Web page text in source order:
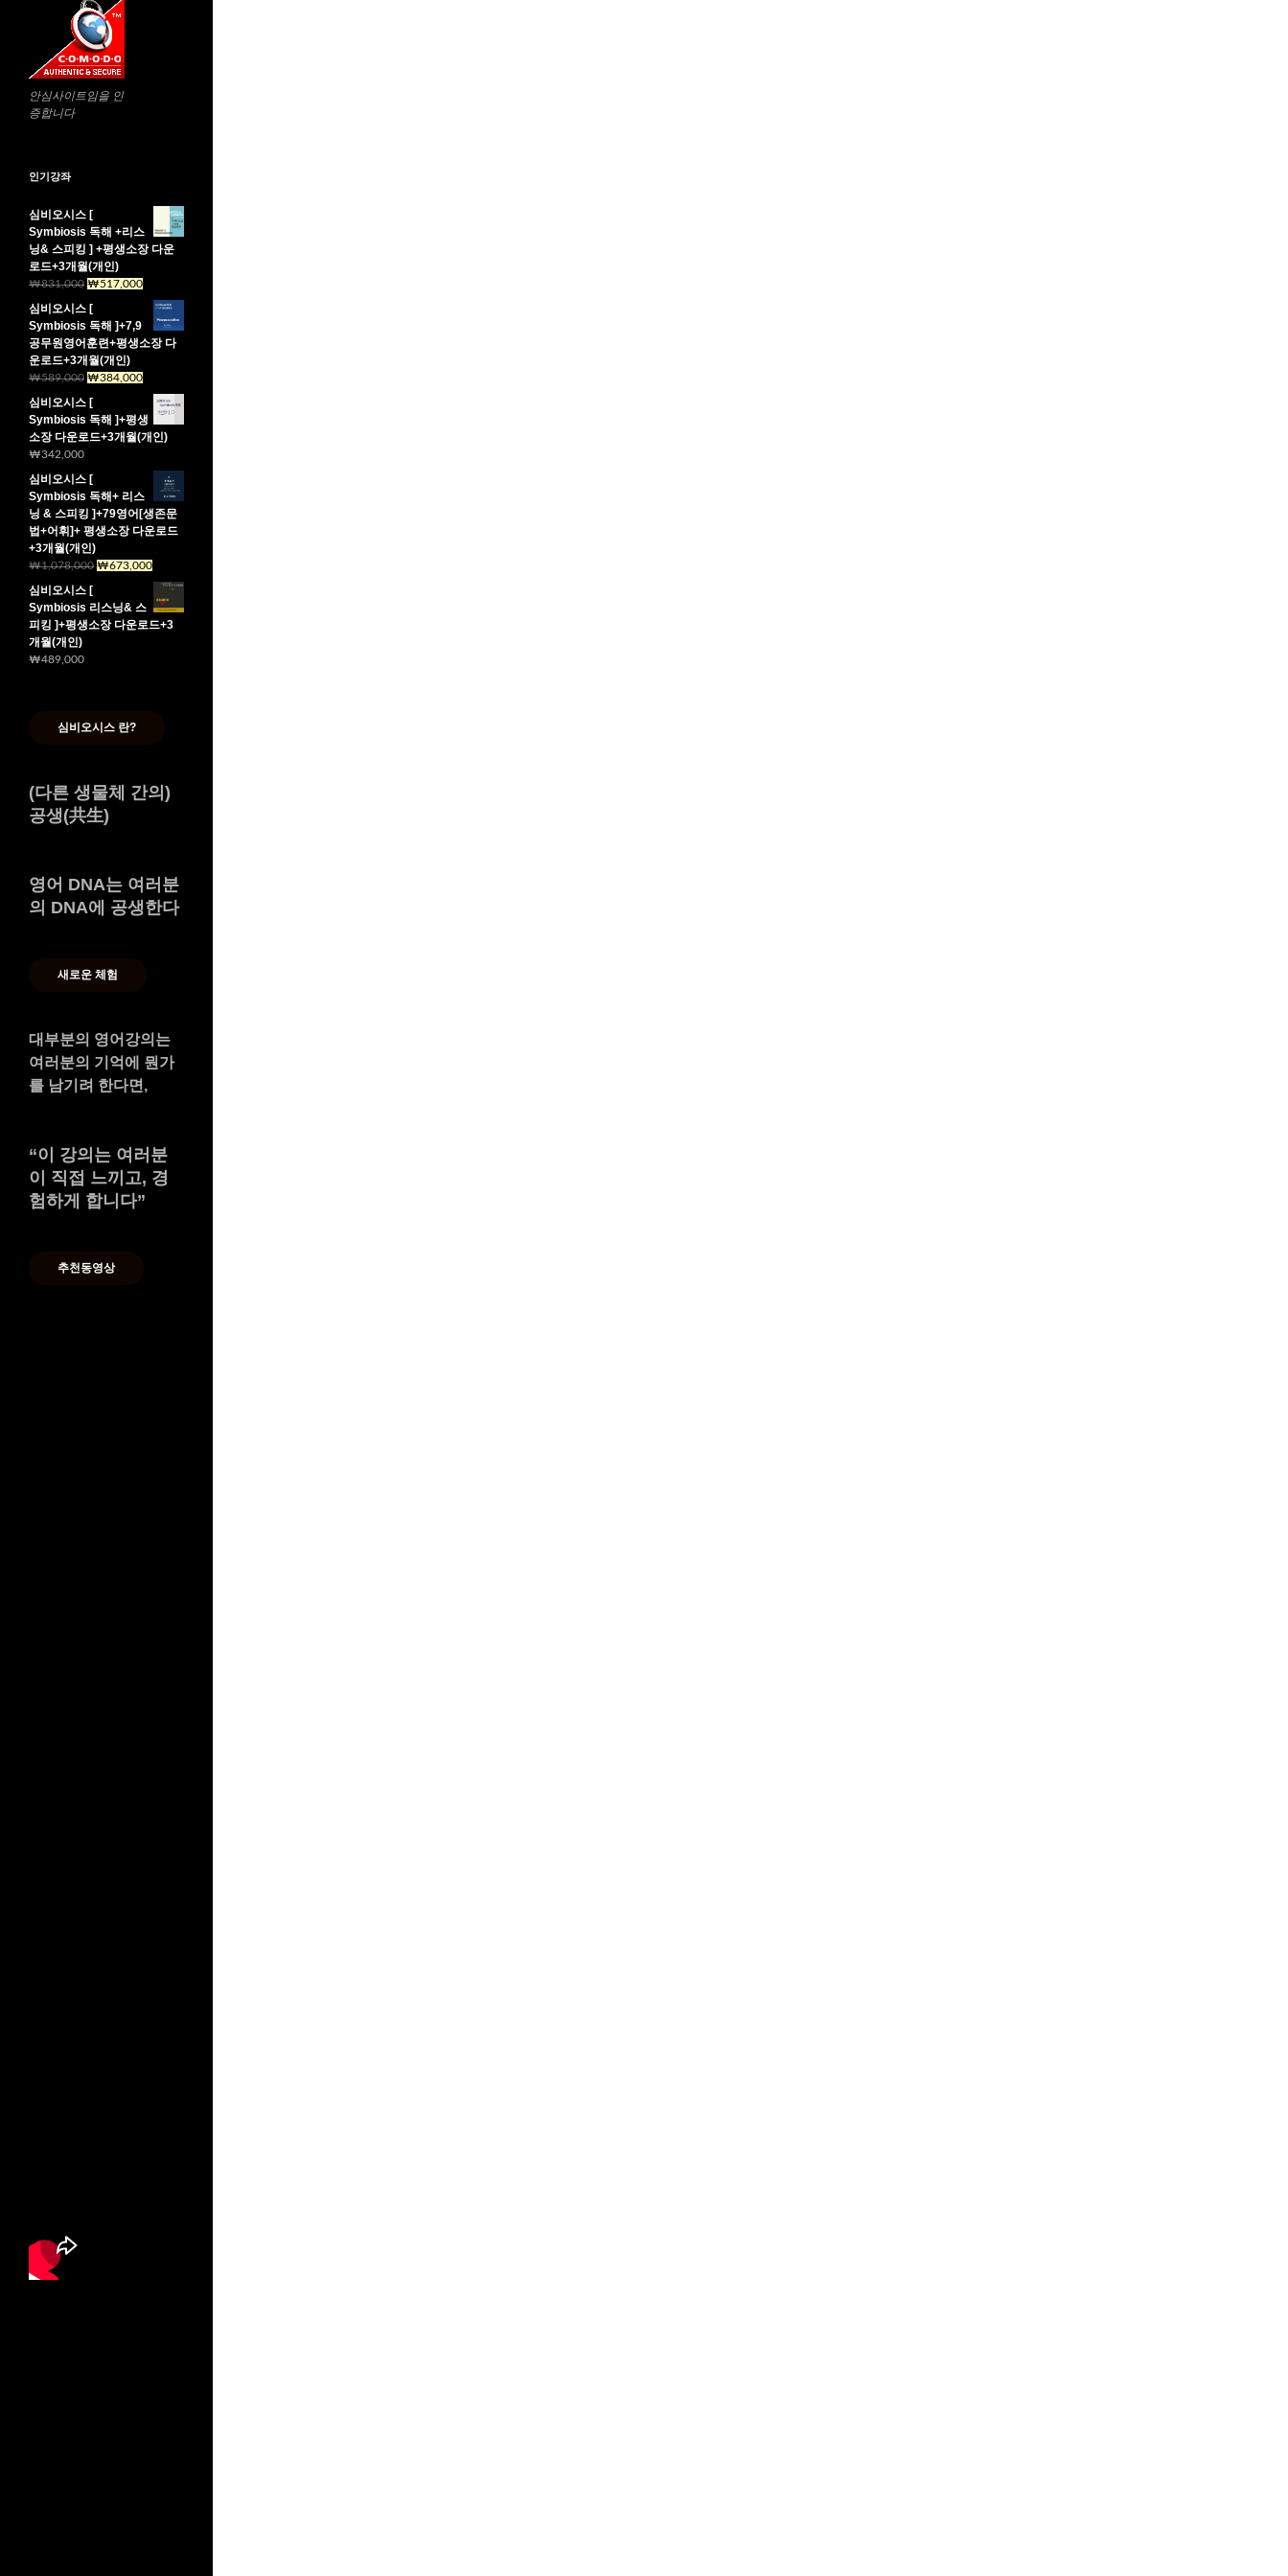
안심사이트임을 인
증합니다
인기강좌
심비오시스 [
Symbiosis 독해 +리스
닝& 스피킹 ] +평생소장 다운
로드+3개월(개인)
₩831,000 원
가
격:
₩831,000.
₩517,000
재
₩517,000.
심비오시스 [
Symbiosis 독해 ]+7,9
공무원영어훈련+평생소장 다
운로드+3개월(개인)
₩589,000 원
가
격:
₩589,000.
₩384,000
재
가
격:
₩384,000.
심비오시스 [
Symbiosis 독해 ]+평생
소장 다운로드+3개월(개인)
₩342,000
심비오시스 [
Symbiosis 독해+ 리스
닝 & 스피킹 ]+79영어[생존문
법+어휘]+ 평생소장 다운로드
+3개월(개인)
₩1,078,000 원
가
격:
₩1,078,000.
₩673,000
재
가
심비오시스 [
Symbiosis 리스닝& 스
피킹 ]+평생소장 다운로드+3
개월(개인)
₩489,000
심비오시스 란?
(다른 생물체 간의)
공생(共生)
영어 DNA는 여러분
의 DNA에 공생한다
새로운 체험
대부분의 영어강의는
여러분의 기억에 뭔가
를 남기려 한다면,
“이 강의는 여러분
이 직접 느끼고, 경
험하게 합니다”
추천동영상